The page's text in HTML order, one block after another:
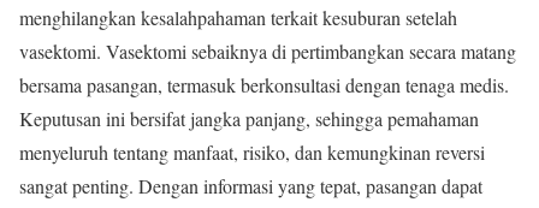
menghilangkan kesalahpahaman terkait kesuburan setelah
vasektomi. Vasektomi sebaiknya di pertimbangkan secara matang
bersama pasangan, termasuk berkonsultasi dengan tenaga medis.
Keputusan ini bersifat jangka panjang, sehingga pemahaman
menyeluruh tentang manfaat, risiko, dan kemungkinan reversi
sangat penting. Dengan informasi yang tepat, pasangan dapat